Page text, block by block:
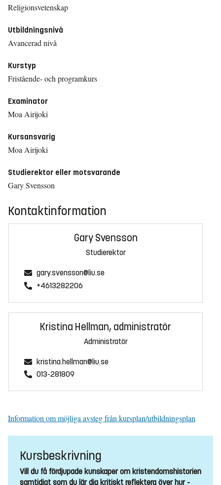
Religionsvetenskap
Utbildningsnivå
Avancerad nivå
Kurstyp
Fristående- och programkurs
Examinator
Moa Airijoki
Kursansvarig
Moa Airijoki
Studierektor eller motsvarande
Gary Svensson
Kontaktinformation
Gary Svensson
Studierektor
gary.svensson@liu.se
+4613282206
Kristina Hellman, administratör
Administratör
kristina.hellman@liu.se
013-281809
Information om möjliga avsteg från kursplan/utbildningsplan
Kursbeskrivning
Vill du få fördjupade kunskaper om kristendomshistorien
samtidigt som du lär dig kritiskt reflektera över hur -